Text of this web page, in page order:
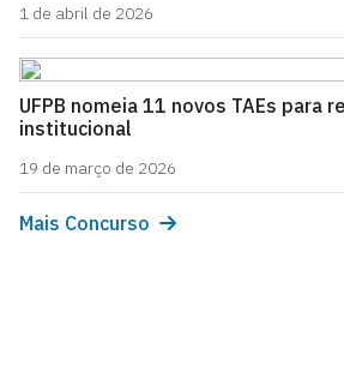
1 de abril de 2026
UFPB nomeia 11 novos TAEs para
institucional
19 de março de 2026
Mais Concurso